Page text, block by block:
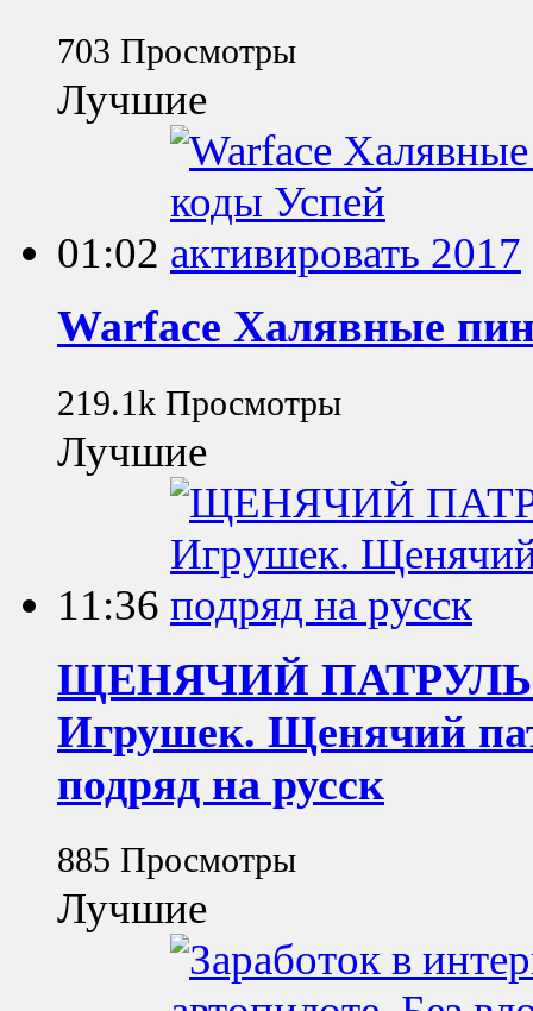
703 Просмотры
Лучшие
01:02
Warface Халявные
219.1k Просмотры
Лучшие
11:36
ЩЕНЯЧИЙ ПАТРУЛЬ
Игрушек. Щенячий
подряд на русск
885 Просмотры
Лучшие